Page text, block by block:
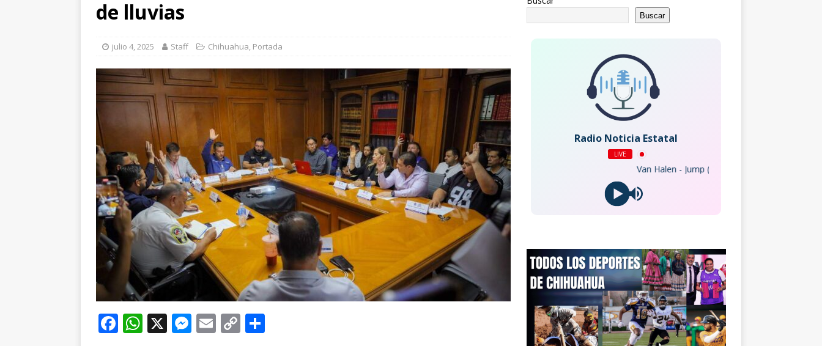
CHIHUAHUA
de lluvias
julio 4, 2025 Staff Chihuahua, Portada
F W X M E C
Buscar
Radio Noticia Estatal
LIVE
Van Halen - Jump (2015 Remaster)